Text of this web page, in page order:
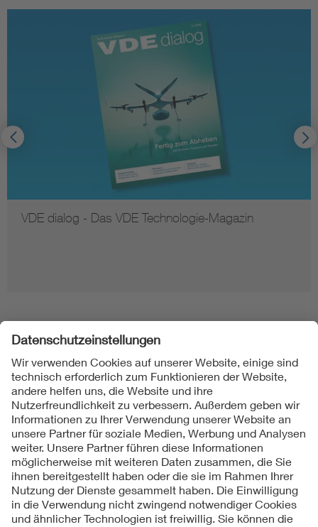
VDE dialog - Das VDE Technologie-Magazin
Folgen Sie uns
Kontakte